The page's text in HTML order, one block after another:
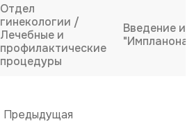
Отдел
гинекологии /
Лечебные и
профилактические
процедуры
Введение и
"Импланона"
Предыдущая